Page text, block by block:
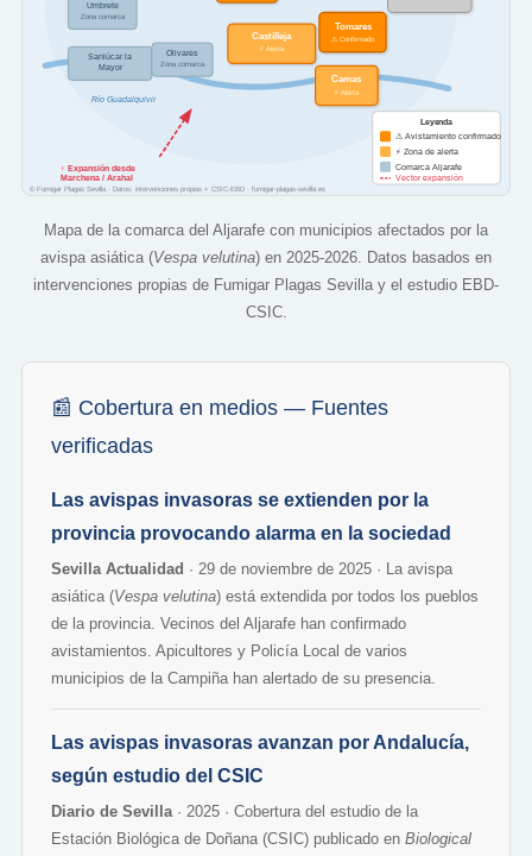
Río Guadalquivir
Tomares
⚠ Confirmado
Camas
⚡ Alerta
Castilleja
⚡ Alerta
Umbrete
Zona comarca
Sanlúcar la
Mayor
Olivares
Zona comarca
↑ Expansión desde
Marchena / Arahal
Leyenda
⚠ Avistamiento confirmado
⚡ Zona de alerta
Comarca Aljarafe
Vector expansión
© Fumigar Plagas Sevilla · Datos: intervenciones propias + CSIC-EBD · fumigar-plagas-sevilla.es
Mapa de la comarca del Aljarafe con municipios afectados por la
avispa asiática (Vespa velutina) en 2025-2026. Datos basados en
intervenciones propias de Fumigar Plagas Sevilla y el estudio EBD-
CSIC.
📰 Cobertura en medios — Fuentes
verificadas
Las avispas invasoras se extienden por la
provincia provocando alarma en la sociedad
Sevilla Actualidad · 29 de noviembre de 2025 · La avispa
asiática (Vespa velutina) está extendida por todos los pueblos
de la provincia. Vecinos del Aljarafe han confirmado
avistamientos. Apicultores y Policía Local de varios
municipios de la Campiña han alertado de su presencia.
Las avispas invasoras avanzan por Andalucía,
según estudio del CSIC
Diario de Sevilla· 2025 · Cobertura del estudio de la
Estación Biológica de Doñana (CSIC) publicado en Biological